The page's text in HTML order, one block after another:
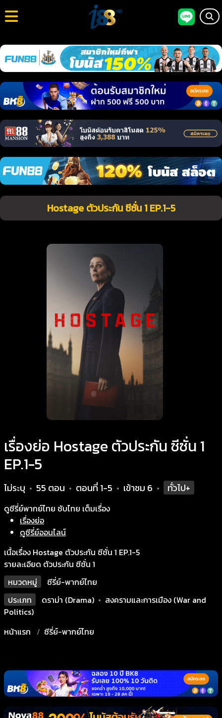
Hostage ตัวประกัน ซีซั่น 1 EP.1-5
เรื่องย่อ Hostage ตัวประกัน ซีซั่น 1
EP.1-5
ไม่ระบุ • 55 ตอน • ตอนที่ 1-5 • เข้าชม 6 • ทั่วไป+
ดูซีรี่ย์พากย์ไทย ซับไทย เต็มเรื่อง
เรื่องย่อ
ดูซีรี่ย์ออนไลน์
เนื้อเรื่อง Hostage ตัวประกัน ซีซั่น 1 EP.1-5
รายละเอียด ตัวประกัน ซีซั่น 1
หมวดหมู่
ซีรี่ย์-พากย์ไทย
ประเภท
ดราม่า (Drama) • สงครามและการเมือง (War and
Politics)
หน้าแรก
ซีรี่ย์-พากย์ไทย